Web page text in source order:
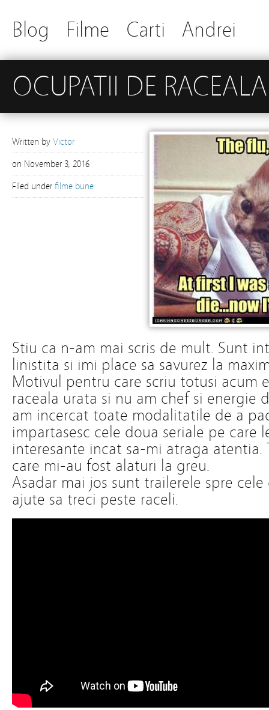
Blog Filme Carti Andrei
OCUPATII DE RACEALA
Written by Victor
on November 3, 2016
Filed under filme bune
Stiu ca n-am mai scris de mult. Sunt
linistita si imi place sa savurez la
Motivul pentru care scriu totusi acum
raceala urata si nu am chef si energie
am incercat toate modalitatile de a
impartasesc cele doua seriale pe care
interesante incat sa-mi atraga atentia.
care mi-au fost alaturi la greu.
Asadar mai jos sunt trailerele spre
ajute sa treci peste raceli.